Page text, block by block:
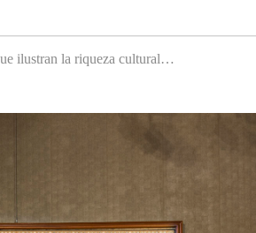
ilustran la riqueza cultural…